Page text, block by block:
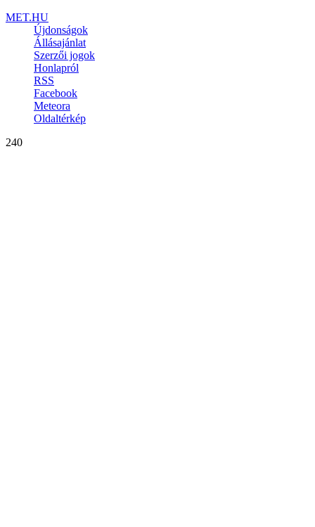
MET.HU
Újdonságok
Állásajánlat
Szerzői jogok
Honlapról
RSS
Facebook
Meteora
Oldaltérkép
240